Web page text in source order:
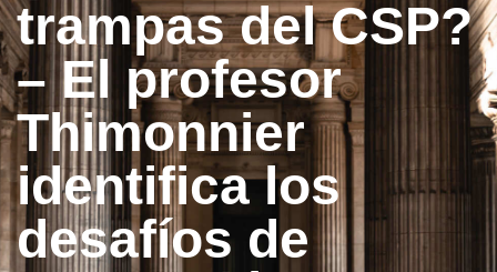
trampas del CSP?
– El profesor
Thimonnier
identifica los
desafíos de